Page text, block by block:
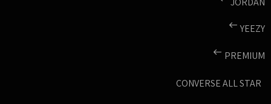
YEEZY
PREMIUM
CONVERSE ALL STAR